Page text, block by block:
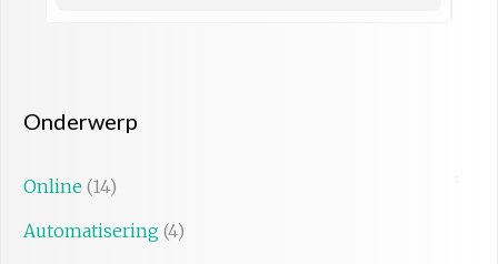
Onderwerp
Online (14)
Automatisering (4)